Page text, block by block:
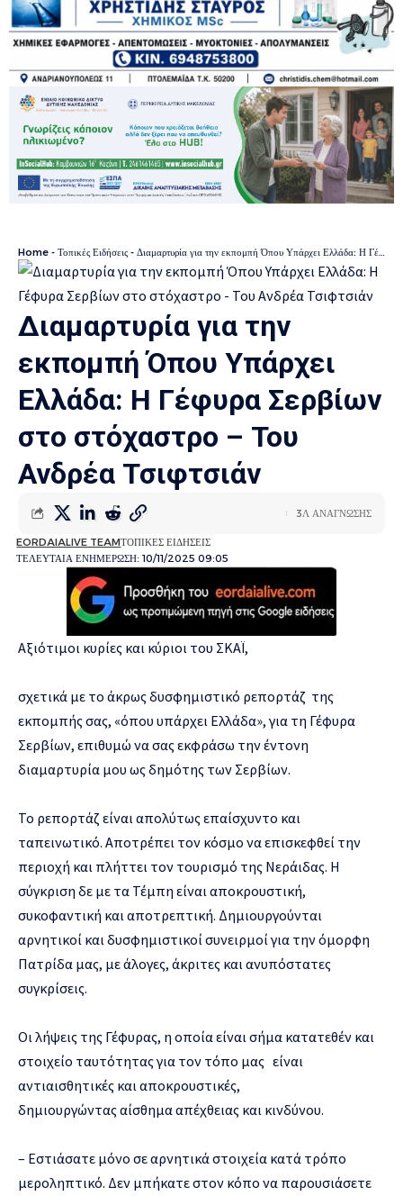
Home - Τοπικές Ειδήσεις - Διαμαρτυρία για την εκπομπή Όπου Υπάρχει Ελλάδα: Η Γέφυρα Σερβίων στο στόχαστρο – Του Ανδρέα Τσιφτσιάν
Διαμαρτυρία για την
εκπομπή Όπου Υπάρχει
Ελλάδα: Η Γέφυρα Σερβίων
στο στόχαστρο – Του
Ανδρέα Τσιφτσιάν
ΤΕΛΕΥΤΑΙΑ ΕΝΗΜΕΡΩΣΗ: 10/11/2025 09:05
EORDAIALIVE TEAMΤΟΠΙΚΕΣ ΕΙΔΗΣΕΙΣ
3Λ ΑΝΑΓΝΩΣΗΣ
Αξιότιμοι κυρίες και κύριοι του ΣΚΑΪ,
σχετικά με το άκρως δυσφημιστικό ρεπορτάζ της
εκπομπής σας, «όπου υπάρχει Ελλάδα», για τη Γέφυρα
Σερβίων, επιθυμώ να σας εκφράσω την έντονη
διαμαρτυρία μου ως δημότης των Σερβίων.
Το ρεπορτάζ είναι απολύτως επαίσχυντο και
ταπεινωτικό. Αποτρέπει τον κόσμο να επισκεφθεί την
περιοχή και πλήττει τον τουρισμό της Νεράιδας. Η
σύγκριση δε με τα Τέμπη είναι αποκρουστική,
συκοφαντική και αποτρεπτική. Δημιουργούνται
αρνητικοί και δυσφημιστικοί συνειρμοί για την όμορφη
Πατρίδα μας, με άλογες, άκριτες και ανυπόστατες
συγκρίσεις.
Οι λήψεις της Γέφυρας, η οποία είναι σήμα κατατεθέν και
στοιχείο ταυτότητας για τον τόπο μας είναι
αντιαισθητικές και αποκρουστικές,
δημιουργώντας αίσθημα απέχθειας και κινδύνου.
– Εστιάσατε μόνο σε αρνητικά στοιχεία κατά τρόπο
μεροληπτικό. Δεν μπήκατε στον κόπο να παρουσιάσετε